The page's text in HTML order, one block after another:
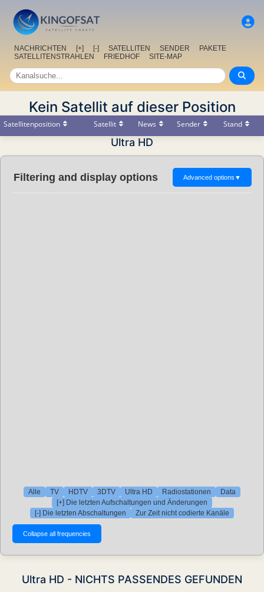
NACHRICHTEN [+] [-] SATELLITEN SENDER
PAKETE
SATELLITENSTRAHLEN
FRIEDHOF SITE-MAP
Kein Satellit auf dieser Position
Satellitenposition Satellit News Sender Stand
Ultra HD
Filtering and display options Advanced options ▼
Alle TV HDTV 3DTV Ultra HD Radiostationen
Data
[+] Die letzten Aufschaltungen und Änderungen
[-] Die letzten Abschaltungen
Zur Zeit nicht codierte Kanäle
Ultra HD - NICHTS PASSENDES GEFUNDEN